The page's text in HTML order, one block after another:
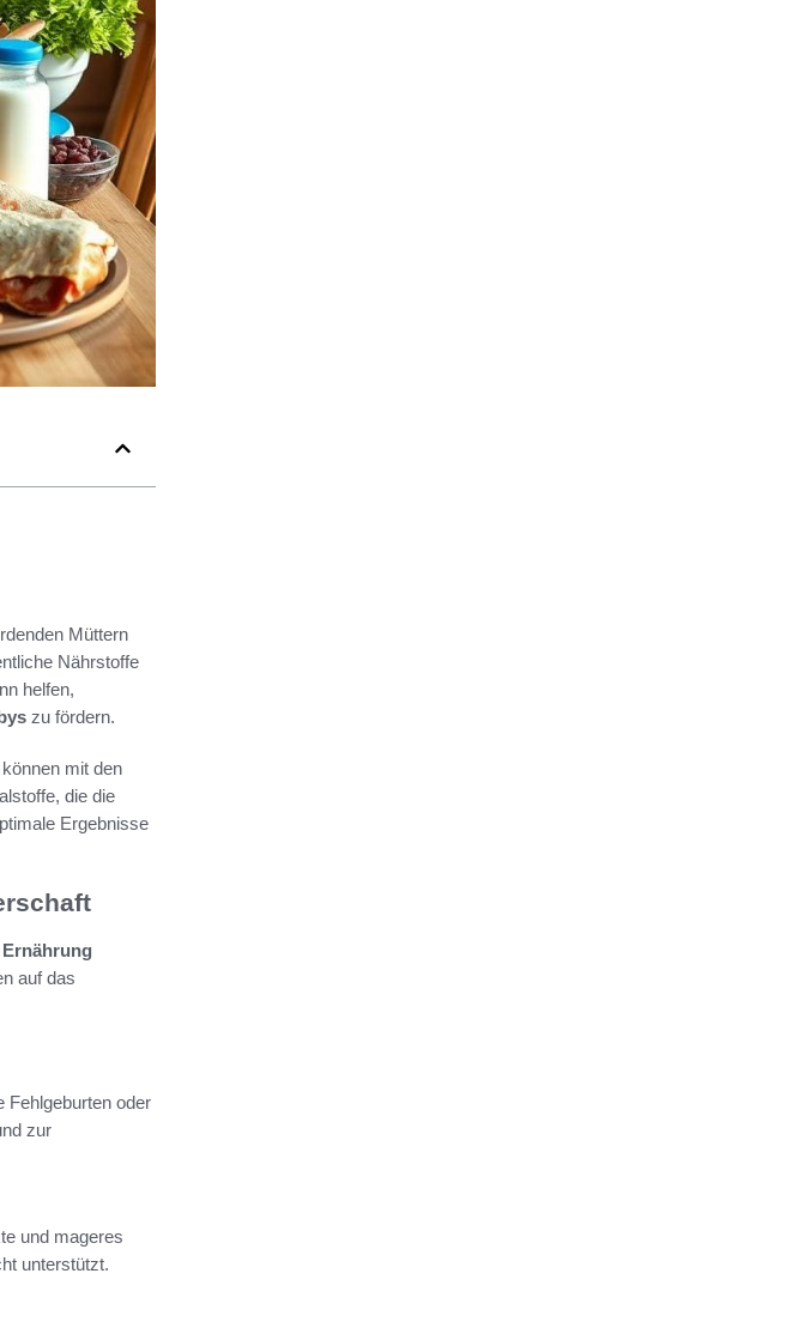
Müttern
Nährstoffe
helfen,
zu fördern.
mit den
die die
Ergebnisse
auf das
Fehlgeburten oder
zur
und mageres
unterstützt.